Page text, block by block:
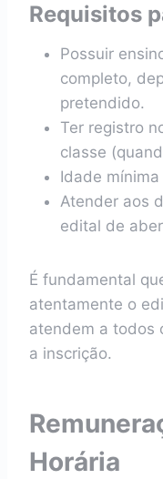
Requisitos
Possuir
completo,
pretendido.
Ter registro
classe
Idade mínima
Atender aos
edital de
É fundamental
atentamente o
atendem a todos
a inscrição.
Horária